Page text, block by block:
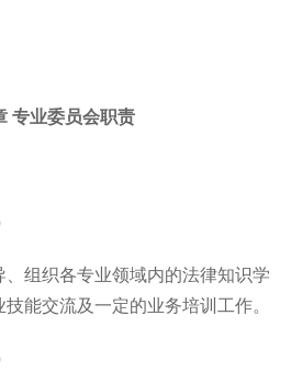
专业委员会职责
组织各专业领域内的法律知识学
能交流及一定的业务培训工作。